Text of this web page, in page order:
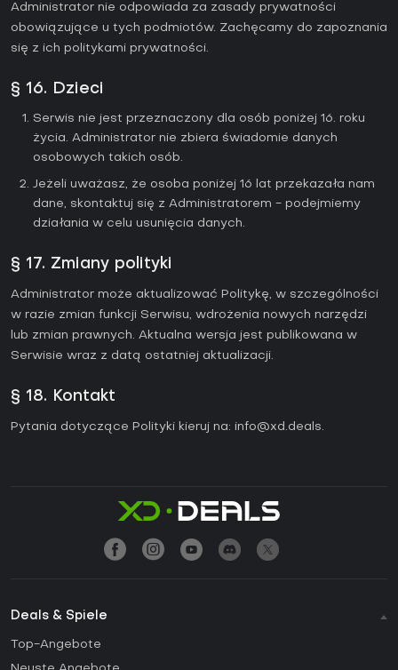
Administrator nie odpowiada za zasady prywatności
obowiązujące u tych podmiotów. Zachęcamy do zapoznania
się z ich politykami prywatności.
§ 16. Dzieci
Serwis nie jest przeznaczony dla osób poniżej 16. roku
życia. Administrator nie zbiera świadomie danych
osobowych takich osób.
Jeżeli uważasz, że osoba poniżej 16 lat przekazała nam
dane, skontaktuj się z Administratorem - podejmiemy
działania w celu usunięcia danych.
§ 17. Zmiany polityki
Administrator może aktualizować Politykę, w szczególności
w razie zmian funkcji Serwisu, wdrożenia nowych narzędzi
lub zmian prawnych. Aktualna wersja jest publikowana w
Serwisie wraz z datą ostatniej aktualizacji.
§ 18. Kontakt
Pytania dotyczące Polityki kieruj na: info@xd.deals.
Deals & Spiele
Top-Angebote